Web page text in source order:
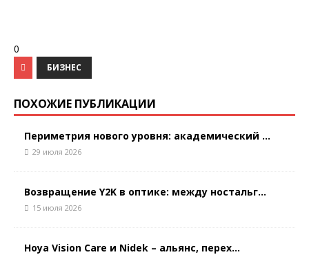
0
БИЗНЕС
ПОХОЖИЕ ПУБЛИКАЦИИ
Периметрия нового уровня: академический ...
29 июля 2026
Возвращение Y2K в оптике: между ностальг...
15 июля 2026
Hoya Vision Care и Nidek – альянс, перех...